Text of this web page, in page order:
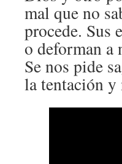
mal que no
procede. Sus
o deforman a
Se nos pide
la tentación y